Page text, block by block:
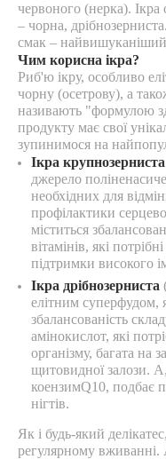
червоного (нерка). Ікра
– чорна, дрібнозерниста.
смак –
Чим корисна ікра?
Риб'ю ікру, особливо
чорну (осетрову), а
називають "формулою
продукту має свої
зупинимося на
Ікра крупнозерниста
джерело
необхідних для
профілактики
міститься
вітамінів, які
підтримки високого
Ікра дрібнозерниста
елітним суперфудом,
збалансованість
амінокислот, які
організму, багата на
щитовидної залози.
коензимQ10, подбає
нігтів.
Як і будь-який
регулярному